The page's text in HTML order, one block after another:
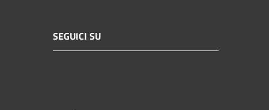
SEGUICI SU